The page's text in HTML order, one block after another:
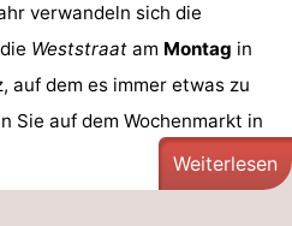
verwandeln sich die
Weststraat am Montag in
dem es immer etwas zu
Sie auf dem Wochenmarkt in
Weiterlesen